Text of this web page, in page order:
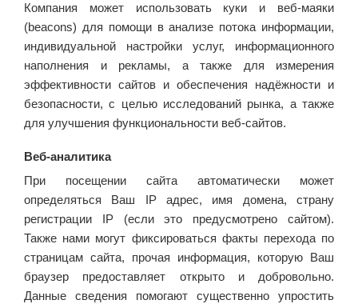
Компания может использовать куки и веб-маяки
(beacons) для помощи в анализе потока информации,
индивидуальной настройки услуг, информационного
наполнения и рекламы, а также для измерения
эффективности сайтов и обеспечения надёжности и
безопасности, с целью исследований рынка, а также
для улучшения функциональности веб-сайтов.
Веб-аналитика
При посещении сайта автоматически может
определяться Ваш IP адрес, имя домена, страну
регистрации IP (если это предусмотрено сайтом).
Также нами могут фиксироваться факты перехода по
страницам сайта, прочая информация, которую Ваш
браузер предоставляет открыто и добровольно.
Данные сведения помогают существенно упростить